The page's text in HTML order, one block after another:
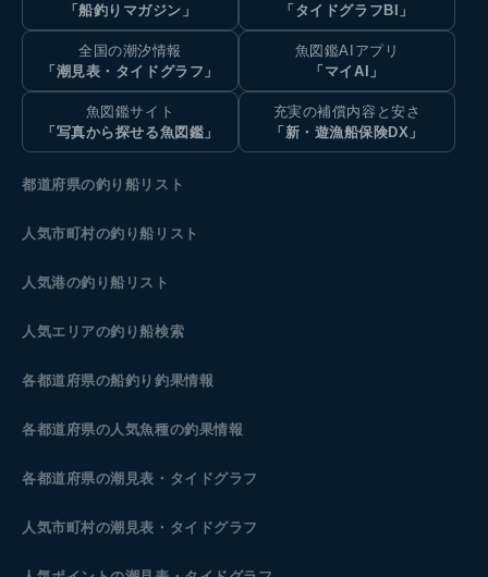
「船釣りマガジン」
「タイドグラフBI」
全国の潮汐情報
「潮見表・タイドグラフ」
魚図鑑AIアプリ
「マイAI」
魚図鑑サイト
「写真から探せる魚図鑑」
充実の補償内容と安さ
「新・遊漁船保険DX」
都道府県の釣り船リスト
人気市町村の釣り船リスト
人気港の釣り船リスト
人気エリアの釣り船検索
各都道府県の船釣り釣果情報
各都道府県の人気魚種の釣果情報
各都道府県の潮見表 ・タイドグラフ
人気市町村の潮見表・タイドグラフ